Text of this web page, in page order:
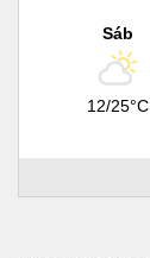
Sáb
12/25°C